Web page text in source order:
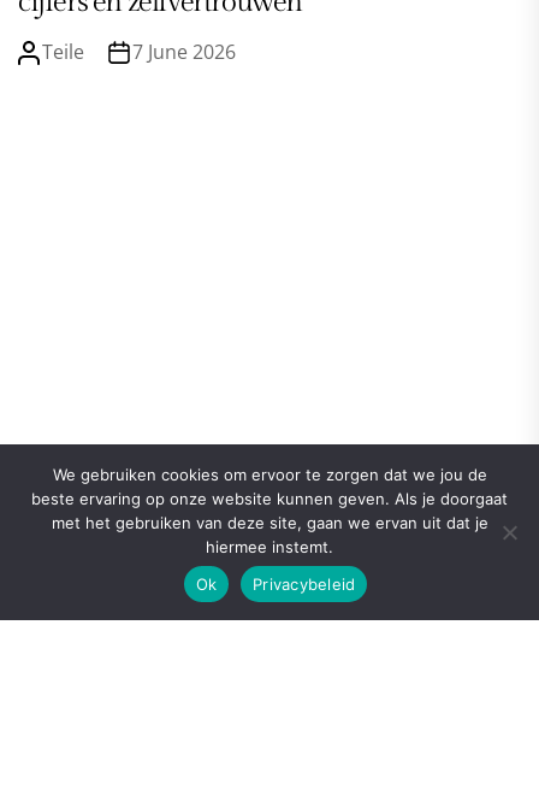
Teile 7 June 2026
We gebruiken cookies om ervoor te zorgen dat we jou de
beste ervaring op onze website kunnen geven. Als je doorgaat
met het gebruiken van deze site, gaan we ervan uit dat je
hiermee instemt.
Ok
Privacybeleid